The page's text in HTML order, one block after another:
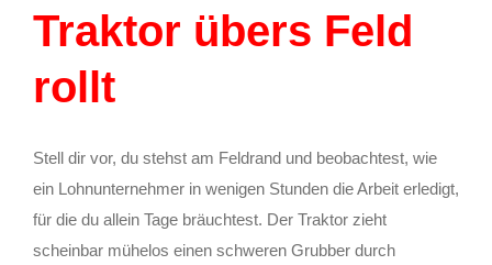
Traktor übers Feld
rollt
Stell dir vor, du stehst am Feldrand und beobachtest, wie
ein Lohnunternehmer in wenigen Stunden die Arbeit erledigt,
für die du allein Tage bräuchtest. Der Traktor zieht
scheinbar mühelos einen schweren Grubber durch